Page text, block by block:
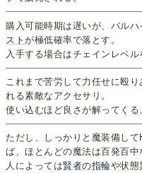
購入可能時期は遅いが、バル
ストが極低確率で落とす。
入手する場合はチェインレベ
これまで苦労して力任せに殴
れる素敵なアクセサリ。
使い込むほど良さが解ってくる
ただし、しっかりと魔装備し
ば、ほとんどの魔法は百発百中
人によっては賢者の指輪や状態